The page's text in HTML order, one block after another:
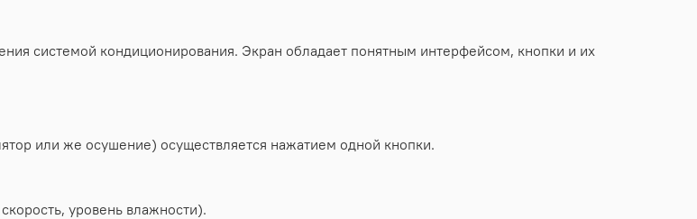
системой кондиционирования. Экран обладает понятным интерфейсом, кнопки и их
или же осушение) осуществляется нажатием одной кнопки.
уровень влажности).